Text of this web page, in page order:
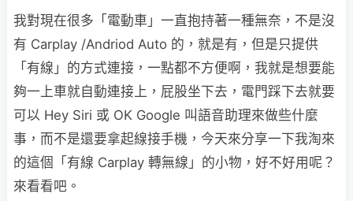
我對現在很多「電動車」一直抱持著一種無奈，不是沒
有 Carplay /Andriod Auto 的，就是有，但是只提供
「有線」的方式連接，一點都不方便啊，我就是想要能
夠一上車就自動連接上，屁股坐下去，電門踩下去就要
可以 Hey Siri 或 OK Google 叫語音助理來做些什麼
事，而不是還要拿起線接手機，今天來分享一下我淘來
的這個「有線 Carplay 轉無線」的小物，好不好用呢？
來看看吧。